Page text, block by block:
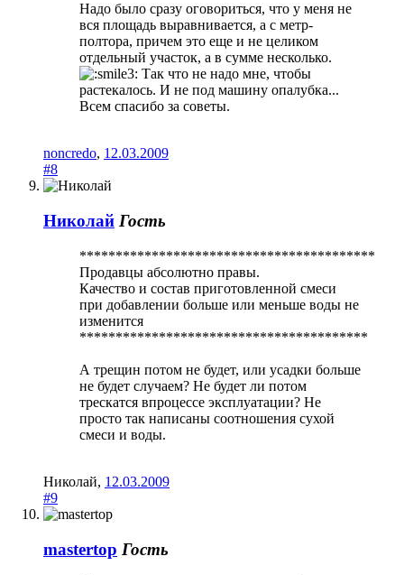
Надо было сразу оговориться, что у меня не
вся площадь выравнивается, а с метр-
полтора, причем это еще и не целиком
отдельный участок, а в сумме несколько.
Так что не надо мне, чтобы
растекалось. И не под машину опалубка...
Всем спасибо за советы.
noncredo, 12.03.2009
#8
Николай Гость
*****************************************
Продавцы абсолютно правы.
Качество и состав приготовленной смеси
при добавлении больше или меньше воды не
изменится
****************************************
А трещин потом не будет, или усадки больше
не будет случаем? Не будет ли потом
трескатся впроцессе эксплуатации? Не
просто так написаны соотношения сухой
смеси и воды.
Николай, 12.03.2009
#9
mastertop Гость